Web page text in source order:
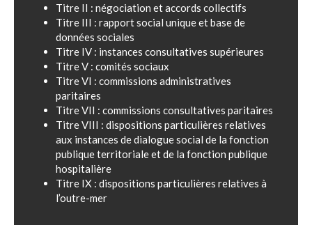
Titre II : négociation et accords collectifs
Titre III : rapport social unique et base de
données sociales
Titre IV : instances consultatives supérieures
Titre V : comités sociaux
Titre VI : commissions administratives
paritaires
Titre VII : commissions consultatives paritaires
Titre VIII : dispositions particulières relatives
aux instances de dialogue social de la fonction
publique territoriale et de la fonction publique
hospitalière
Titre IX : dispositions particulières relatives à
l’outre-mer